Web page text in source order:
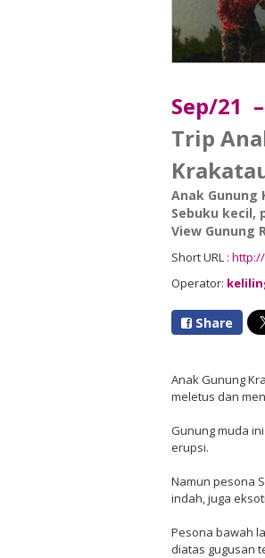
Sep/21
Trip
Anak Gunung
Sebuku kecil,
View Gunung
Short URL :
Operator:
Share
Anak Gunung
meletus dan
Gunung muda
erupsi.
Namun pesona
indah, juga
Pesona bawah
diatas gugusan